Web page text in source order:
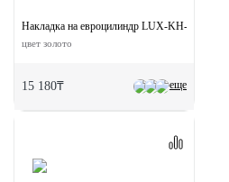
еще
Накладка на евроцилиндр LUX-KH-R3 OTL
цвет золото
15 180₸